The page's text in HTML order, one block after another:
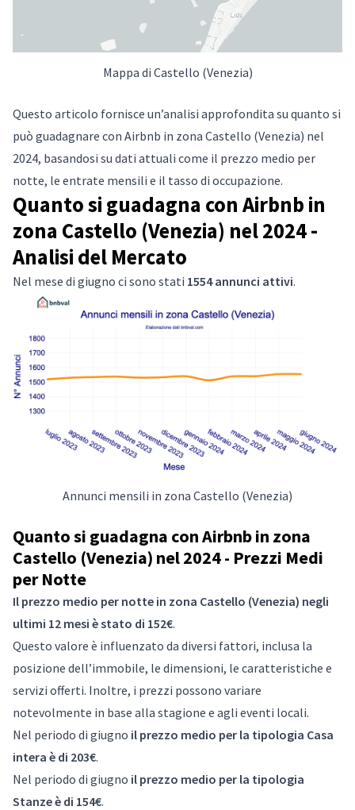
Mappa di Castello (Venezia)
Questo articolo fornisce un’analisi approfondita su quanto si
può guadagnare con Airbnb in zona Castello (Venezia) nel
2024, basandosi su dati attuali come il prezzo medio per
notte, le entrate mensili e il tasso di occupazione.
Quanto si guadagna con Airbnb in
zona Castello (Venezia) nel 2024 -
Analisi del Mercato
Nel mese di giugno ci sono stati 1554 annunci attivi.
Annunci mensili in zona Castello (Venezia)
Quanto si guadagna con Airbnb in zona
Castello (Venezia) nel 2024 - Prezzi Medi
per Notte
Il prezzo medio per notte in zona Castello (Venezia) negli
ultimi 12 mesi è stato di 152€.
Questo valore è influenzato da diversi fattori, inclusa la
posizione dell’immobile, le dimensioni, le caratteristiche e
servizi offerti. Inoltre, i prezzi possono variare
notevolmente in base alla stagione e agli eventi locali.
Nel periodo di giugno il prezzo medio per la tipologia Casa
intera è di 203€.
Nel periodo di giugno il prezzo medio per la tipologia
Stanze è di 154€.